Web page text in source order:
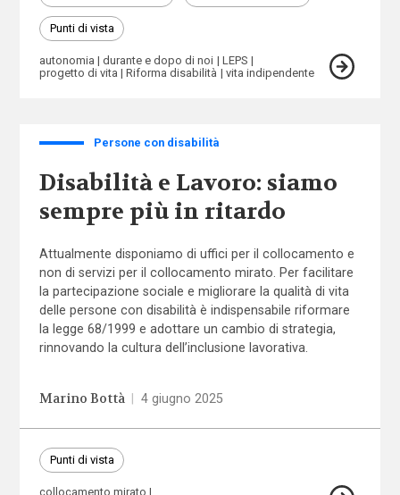
Punti di vista
autonomia durante e dopo di noi
LEPS
progetto di vita
Riforma disabilità vita indipendente
Persone con disabilità
Disabilità e Lavoro: siamo
sempre più in ritardo
Attualmente disponiamo di uffici per il collocamento e
non di servizi per il collocamento mirato. Per facilitare
la partecipazione sociale e migliorare la qualità di vita
delle persone con disabilità è indispensabile riformare
la legge 68/1999 e adottare un cambio di strategia,
rinnovando la cultura dell’inclusione lavorativa.
Marino Bottà 4 giugno 2025
Punti di vista
collocamento mirato